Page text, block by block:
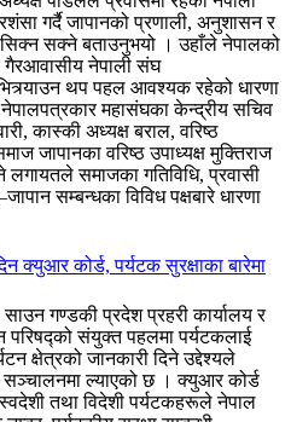
गर्दै जापानको प्रणाली, अनुशासन र
सिक्न सक्ने बताउनुभयो । उहाँले नेपालको
गैरआवासीय नेपाली संघ
थप पहल आवश्यक रहेको धारणा
नेपालपत्रकार महासंघका केन्द्रीय सचिव
कास्की अध्यक्ष बराल, वरिष्ठ
जापानका वरिष्ठ उपाध्यक्ष मुक्तिराज
लगायतले समाजका गतिविधि, प्रवासी
सम्बन्धका विविध पक्षबारे धारणा
क्युआर कोर्ड, पर्यटक सुरक्षाका बारेमा
गण्डकी प्रदेश प्रहरी कार्यालय र
परिषद्को संयुक्त पहलमा पर्यटकलाई
क्षेत्रको जानकारी दिने उद्देश्यले
ल्याएको छ । क्युआर कोर्ड
तथा विदेशी पर्यटकहरूले नेपाल